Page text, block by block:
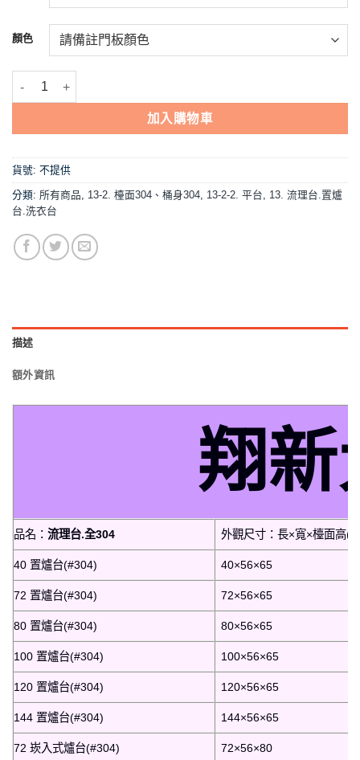
顏色
【流理台(全#304),D5-40平台】左把手/右把手,可選 數量
加入購物車
貨號: 不提供
分類: 所有商品, 13-2. 檯面304、桶身304, 13-2-2. 平台, 13. 流理台.置爐
台.洗衣台
描述
額外資訊
翔新
品名： 流理台.全304 外觀尺寸：長×寬×檯面高(
40 置爐台(#304) 40×56×65
72 置爐台(#304) 72×56×65
80 置爐台(#304) 80×56×65
100 置爐台(#304) 100×56×65
120 置爐台(#304) 120×56×65
144 置爐台(#304) 144×56×65
72 崁入式爐台(#304) 72×56×80